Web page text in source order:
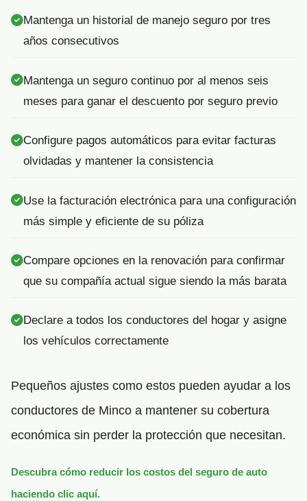
Mantenga un historial de manejo seguro por tres
años consecutivos
Mantenga un seguro continuo por al menos seis
meses para ganar el descuento por seguro previo
Configure pagos automáticos para evitar facturas
olvidadas y mantener la consistencia
Use la facturación electrónica para una configuración
más simple y eficiente de su póliza
Compare opciones en la renovación para confirmar
que su compañía actual sigue siendo la más barata
Declare a todos los conductores del hogar y asigne
los vehículos correctamente
Pequeños ajustes como estos pueden ayudar a los
conductores de Minco a mantener su cobertura
económica sin perder la protección que necesitan.
Descubra cómo reducir los costos del seguro de auto
haciendo clic aquí.